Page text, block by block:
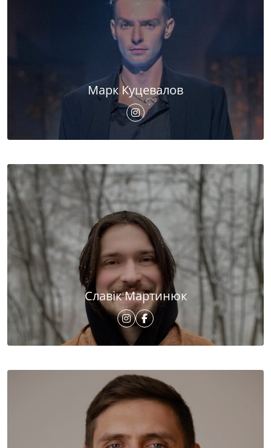
Марк Куцевалов
Славік Мартинюк